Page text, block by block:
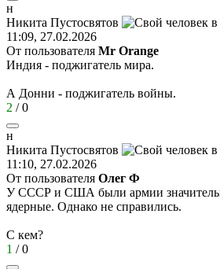
н
Никита Пустосвятов
11:09, 27.02.2026
От пользователя Мr Orange
Индия - поджигатель мира.
А Донни - поджигатель войны.
2 /0
н
Никита Пустосвятов
11:10, 27.02.2026
От пользователя Олег Ф
У СССР и США были армии
ядерные. Однако не справились.
С кем?
1 /0